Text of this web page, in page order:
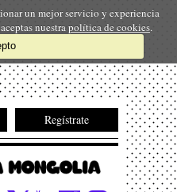
un mejor servicio y experiencia
nuestra política de cookies.
Regístrate